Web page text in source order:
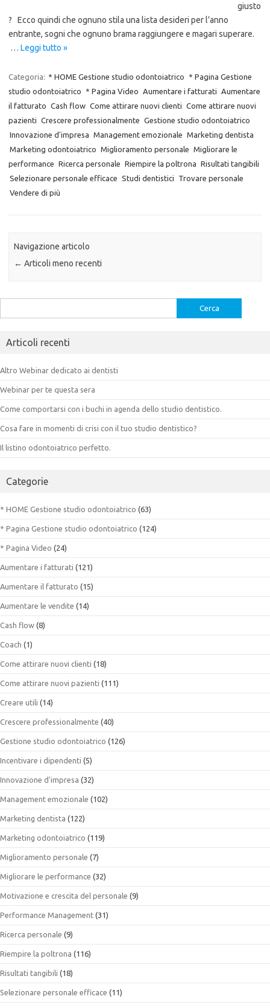
giusto
? Ecco quindi che ognuno stila una lista desideri per l’anno
entrante, sogni che ognuno brama raggiungere e magari superare.
… Leggi tutto »
Categoria: * HOME Gestione studio odontoiatrico
* Pagina Gestione
studio odontoiatrico
* Pagina Video Aumentare i fatturati
Aumentare
il fatturato Cash flow Come attirare nuovi clienti Come attirare nuovi
pazienti Crescere professionalmente Gestione studio odontoiatrico
Innovazione d'impresa Management emozionale Marketing dentista
Marketing odontoiatrico Miglioramento personale Migliorare le
performance Ricerca personale Riempire la poltrona Risultati tangibili
Selezionare personale efficace Studi dentistici
Trovare personale
Vendere di più
Navigazione articolo
← Articoli meno recenti
per:
Articoli recenti
Altro Webinar dedicato ai dentisti
Webinar per te questa sera
Come comportarsi con i buchi in agenda dello studio dentistico.
Cosa fare in momenti di crisi con il tuo studio dentistico?
Il listino odontoiatrico perfetto.
Categorie
* HOME Gestione studio odontoiatrico (63)
* Pagina Gestione studio odontoiatrico (124)
* Pagina Video (24)
Aumentare i fatturati (121)
Aumentare il fatturato (15)
Aumentare le vendite (14)
Cash flow (8)
Coach (1)
Come attirare nuovi clienti (18)
Come attirare nuovi pazienti (111)
Creare utili (14)
Crescere professionalmente (40)
Gestione studio odontoiatrico (126)
Incentivare i dipendenti (5)
Innovazione d'impresa (32)
Management emozionale (102)
Marketing dentista (122)
Marketing odontoiatrico (119)
Miglioramento personale (7)
Migliorare le performance (32)
Motivazione e crescita del personale (9)
Performance Management (31)
Ricerca personale (9)
Riempire la poltrona (116)
Risultati tangibili (18)
Selezionare personale efficace (11)